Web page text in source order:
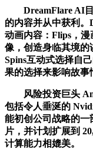
DreamFlare AI目
的内容并从中获利
动画内容：Flips，
像，创造身临其境的
Spins互动式选择自
果的选择来影响故事
风险投资巨头
包括令人垂涎的
能初创公司战略的
片，并计划扩展到
计算能力相媲美。